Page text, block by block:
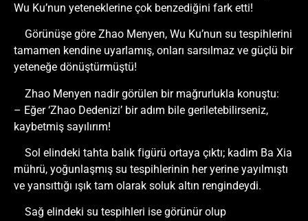
Wu Ku’nun yeteneklerine çok benzediğini fark etti!
Görünüşe göre Zhao Menyen, Wu Ku’nun su tespihlerini
tamamen kendine uyarlamış, onları sarsılmaz ve güçlü bir
yeteneğe dönüştürmüştü!
Zhao Menyen nadir görülen bir mağrurlukla konuştu:
– Eğer ‘Zhao Dedenizi’ bir adım bile geriletebilirseniz,
kaybetmiş sayılırım!
Sol elindeki tahta balık figürü ortaya çıktı; kadim Ba Xia
mührü, yoğunlaşmış su tespihlerinin her yerine yayılmıştı
ve yansıttığı ışık tam olarak soluk altın rengindeydi.
Sağ elindeki su tespihleri ise görünür olup